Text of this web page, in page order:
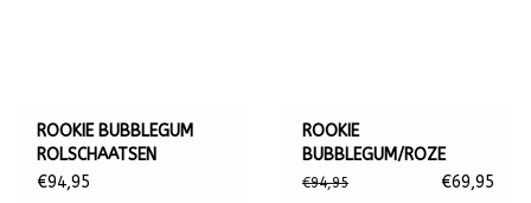
ROOKIE BUBBLEGUM
ROLSCHAATSEN
€94,95
ROOKIE
BUBBLEGUM/ROZE
ROLSCHAATSEN
€94,95 €69,95